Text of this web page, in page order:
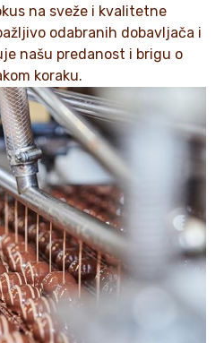
na sveže i kvalitetne
odabranih dobavljača i
našu predanost i brigu o
koraku.